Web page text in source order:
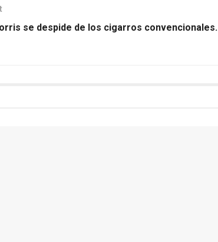
se despide de los cigarros convencionales.